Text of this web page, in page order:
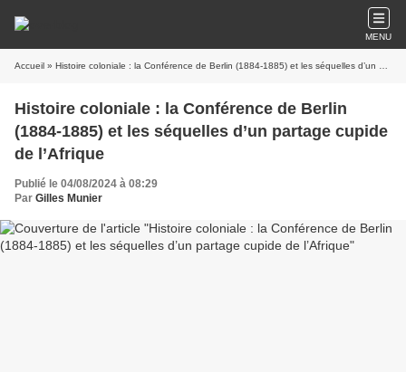
MENU
Accueil » Histoire coloniale : la Conférence de Berlin (1884-1885) et les séquelles d’un partage cupide de l’Afrique
Histoire coloniale : la Conférence de Berlin
(1884-1885) et les séquelles d’un partage cupide
de l’Afrique
Publié le 04/08/2024 à 08:29
Par Gilles Munier